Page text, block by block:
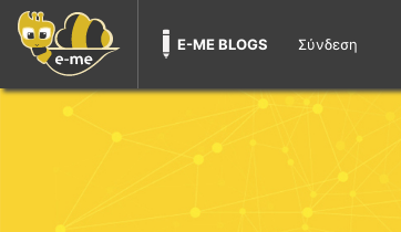
E-ME BLOGS Σύνδεση